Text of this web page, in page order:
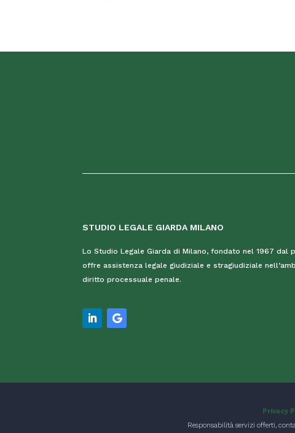
STUDIO LEGALE GIARDA MILANO
Lo Studio Legale Giarda di Milano, fondato nel 1967 dal
offre assistenza legale giudiziale e stragiudiziale
diritto processuale penale.
Privacy
Responsabilità servizi offerti,